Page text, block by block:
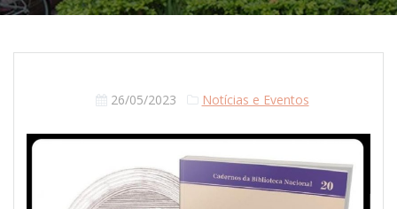
26/05/2023 Notícias e Eventos